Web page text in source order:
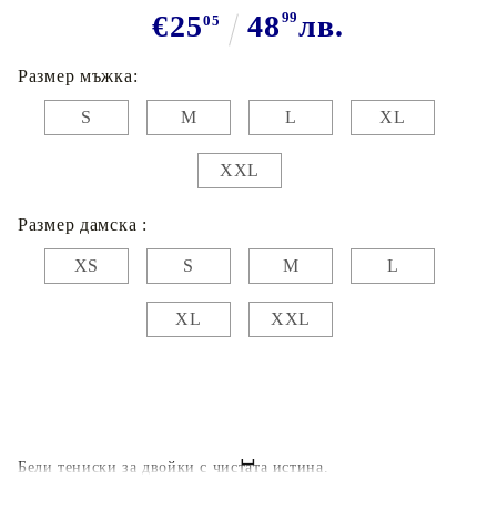
€2505 48 99лв.
Бели тениски за двойки с чистата истина.
Размер мъжка:
S M L XL
XXL
Размер дамска :
XS S M L
XL XXL